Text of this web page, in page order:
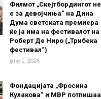
Филмот „Скејтбордингот не
е за девојчиња“ на Дина
Дума светската премиера
ќе ја има на фестивалот на
Роберт Де Ниро („Трибека
фестивал“)
јуни 1, 2026
Фондацијата „Фросина
Кулакова“ и МВР потпишаа